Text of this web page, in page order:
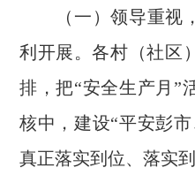
（一）领导重视，
利开展。各村（社区
排，把“安全生产月”
核中，建设“平安彭
真正落实到位、落实